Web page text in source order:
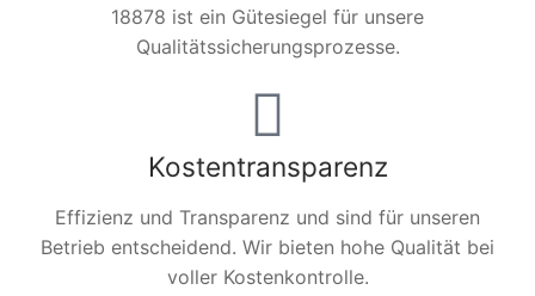
18878 ist ein Gütesiegel für unsere
Qualitätssicherungsprozesse.
Kostentransparenz
Effizienz und Transparenz und sind für unseren
Betrieb entscheidend. Wir bieten hohe Qualität bei
voller Kostenkontrolle.